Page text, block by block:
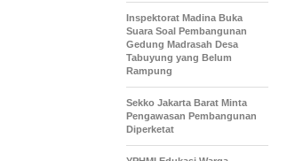
Inspektorat Madina Buka
Suara Soal Pembangunan
Gedung Madrasah Desa
Tabuyung yang Belum
Rampung
Sekko Jakarta Barat Minta
Pengawasan Pembangunan
Diperketat